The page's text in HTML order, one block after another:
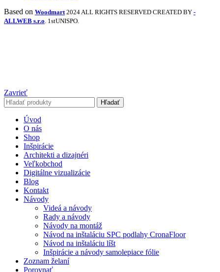
Based on Woodmart 2024 ALL RIGHTS RESERVED CREATED BY -
ALLWEB s.r.o. 1stUNISPO.
Zavrieť
Hľadať
Úvod
O nás
Shop
Inšpirácie
Architekti a dizajnéri
Veľkobchod
Digitálne vizualizácie
Blog
Kontakt
Návody
Videá a návody
Rady a návody
Návody na montáž
Návod na inštaláciu SPC podlahy CronaFloor
Návod na inštaláciu líšt
Inšpirácie a návody samolepiace fólie
Zoznam želaní
Porovnať